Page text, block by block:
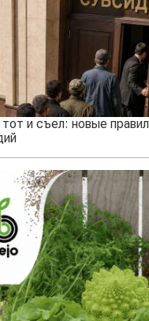
тот и съел: новые